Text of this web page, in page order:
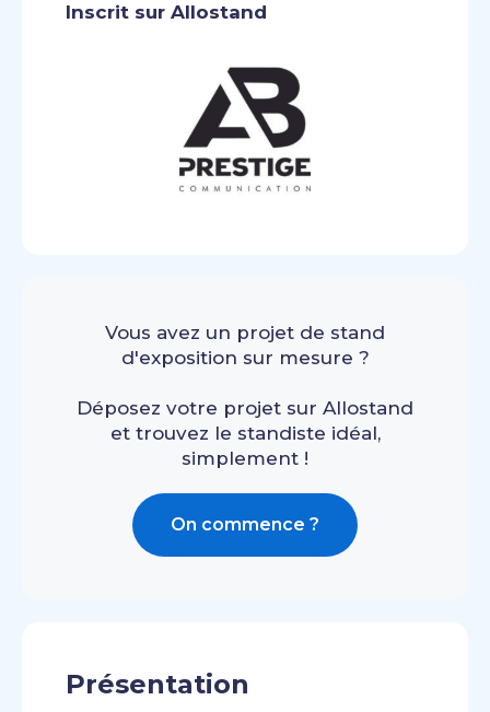
Inscrit sur Allostand
Vous avez un projet de stand
d'exposition sur mesure ?
Déposez votre projet sur Allostand
et trouvez le standiste idéal,
simplement !
On commence ?
Présentation